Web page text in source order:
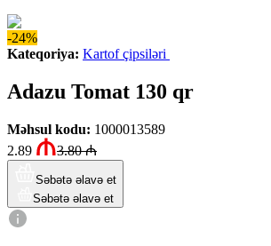
-24%
Kateqoriya: Kartof çipsiləri
Adazu Tomat 130 qr
Məhsul kodu: 1000013589
2.89
3.80₼
Səbətə əlavə et
Səbətə əlavə et